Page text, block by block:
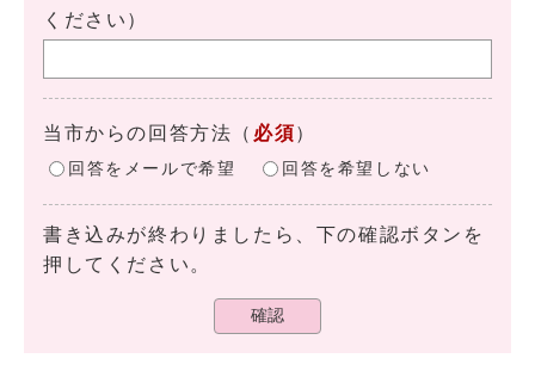
ください）
当市からの回答方法 （ 必須）
回答をメールで希望 回答を希望しない
書き込みが終わりましたら、下の確認ボタンを
押してください。
確認